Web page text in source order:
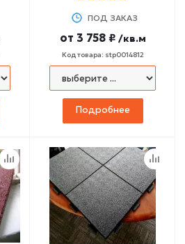
ПОД ЗАКАЗ
от 3 758 ₽ /кв.м
Код товара: stp0014812
Подробнее